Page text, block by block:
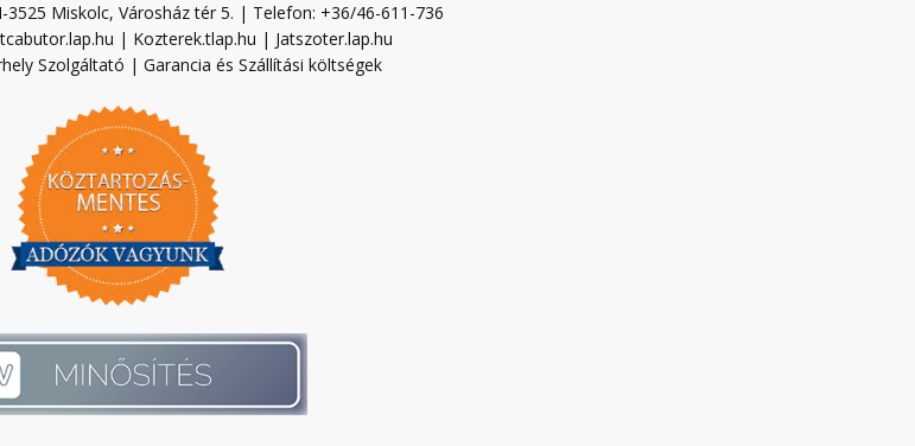
Miskolc, Városház tér 5. | Telefon: +36/46-611-736
| Kozterek.tlap.hu | Jatszoter.lap.hu
Szolgáltató | Garancia és Szállítási költségek